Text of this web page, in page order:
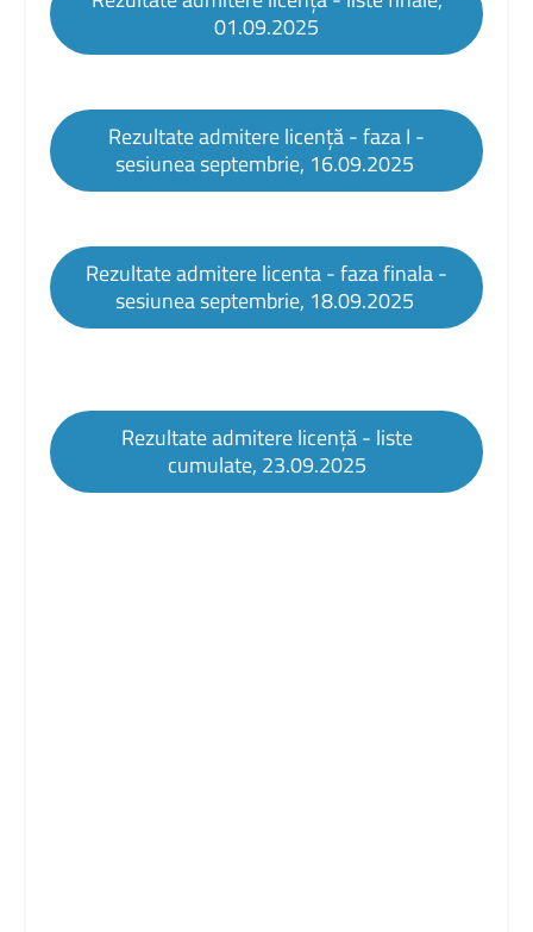
01.09.2025
Rezultate admitere licență - faza I -
sesiunea septembrie, 16.09.2025
Rezultate admitere licenta - faza finala -
sesiunea septembrie, 18.09.2025
Rezultate admitere licență - liste
cumulate, 23.09.2025